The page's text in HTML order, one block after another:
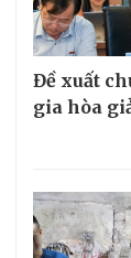
Đề xuất
gia hòa